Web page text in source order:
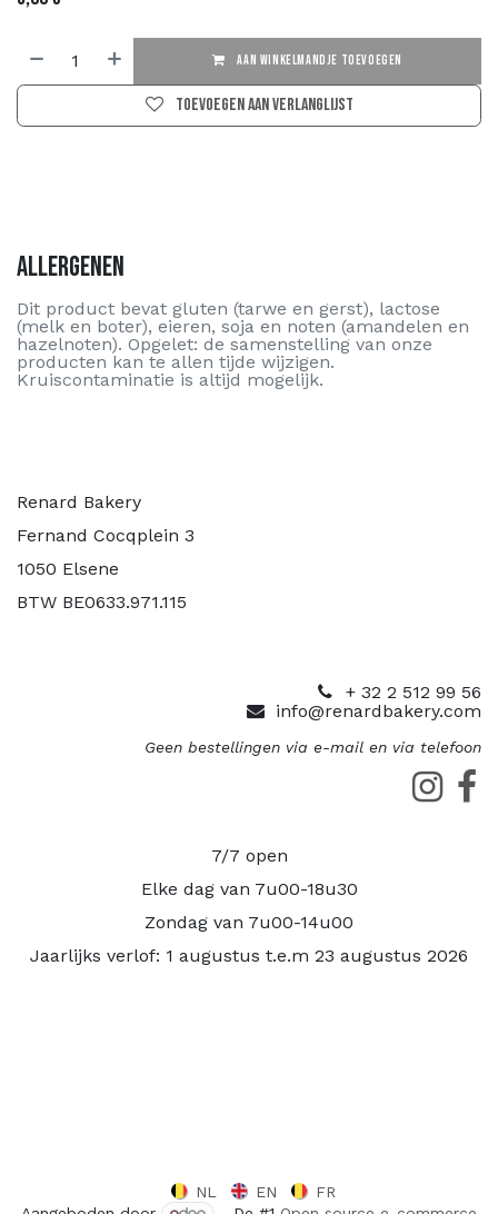
AAN WINKELMANDJE TOEVOEGEN
Toevoegen aan verlanglijst
Allergenen
Dit product bevat gluten (tarwe en gerst), lactose
(melk en boter), eieren, soja en noten (amandelen en
hazelnoten). Opgelet: de samenstelling van onze
producten kan te allen tijde wijzigen.
Kruiscontaminatie is altijd mogelijk.
Renard Bakery
Fernand Cocqplein 3
1050 Elsene
BTW BE0633.971.115
+ 32 2 512 99 56
info@renardbakery.com
Geen bestellingen via e-mail en via telefoon
7/7 open
Elke dag van 7u00-18u30
Zondag van 7u00-14u00
Jaarlijks verlof: 1 augustus t.e.m 23 augustus 2026
NL EN
FR